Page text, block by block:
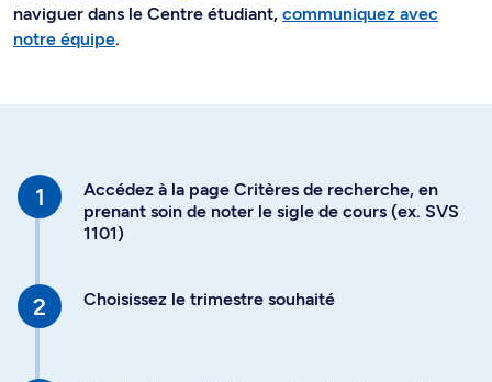
naviguer dans le Centre étudiant, communiquez avec
notre équipe.
Accédez à la page Critères de recherche, en
prenant soin de noter le sigle de cours (ex. SVS
1101)
Choisissez le trimestre souhaité